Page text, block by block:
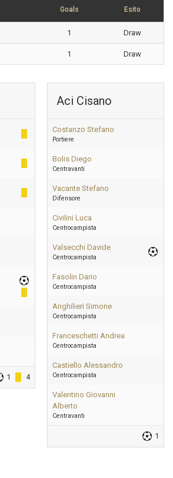
Goals Esito
1 Draw
1 Draw
1 4
Aci Cisano
Costanzo Stefano
Portiere
Bolis Diego
Centravanti
Vacante Stefano
Difensore
Civilini Luca
Centrocampista
Valsecchi Davide
Centrocampista
Fasolin Dario
Centrocampista
Anghilieri Simone
Centrocampista
Franceschetti Andrea
Centrocampista
Castiello Alessandro
Centrocampista
Valentino Giovanni
Alberto
Centravanti
1